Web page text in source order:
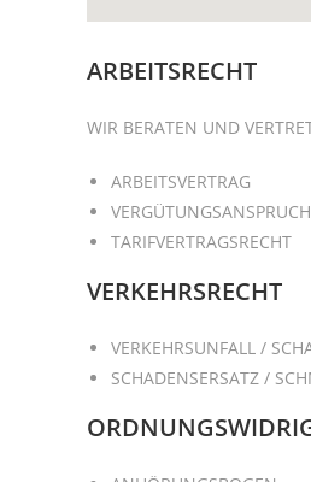
ARBEITSRECHT
WIR BERATEN UND
ARBEITSVERTRAG
VERGÜTUNGSANSPRUCH
TARIFVERTRAGSRECHT
VERKEHRSRECHT
VERKEHRSUNFALL /
SCHADENSERSATZ /